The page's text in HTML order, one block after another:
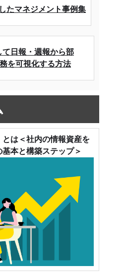
たマネジメント事例集
日報・週報から部
を可視化する方法
とは＜社内の情報資産を
本と構築ステップ＞